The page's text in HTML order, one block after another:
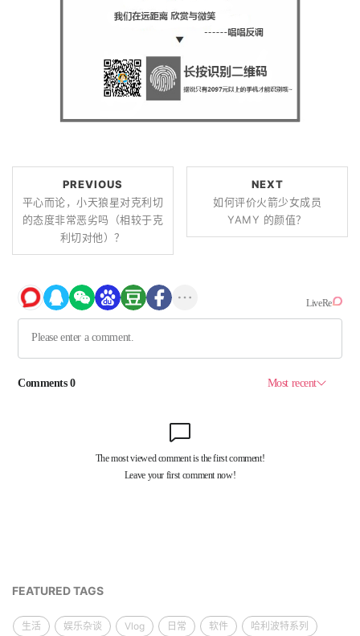
PREVIOUS
平心而论，小天狼星对克利切
的态度非常恶劣吗（相较于克
利切对他）？
NEXT
如何评价火箭少女成员
YAMY 的颜值？
FEATURED TAGS
生活 娱乐杂谈 Vlog 日常 软件 哈利波特系列